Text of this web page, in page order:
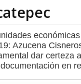
Azucena
dar certeza
en